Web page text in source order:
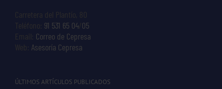
Carretera del Plantío, 80
Teléfono: 91 531 65 04 05
Email: Correo de Cepresa
Web: Asesoría Cepresa
ÚLTIMOS ARTÍCULOS PUBLICADOS